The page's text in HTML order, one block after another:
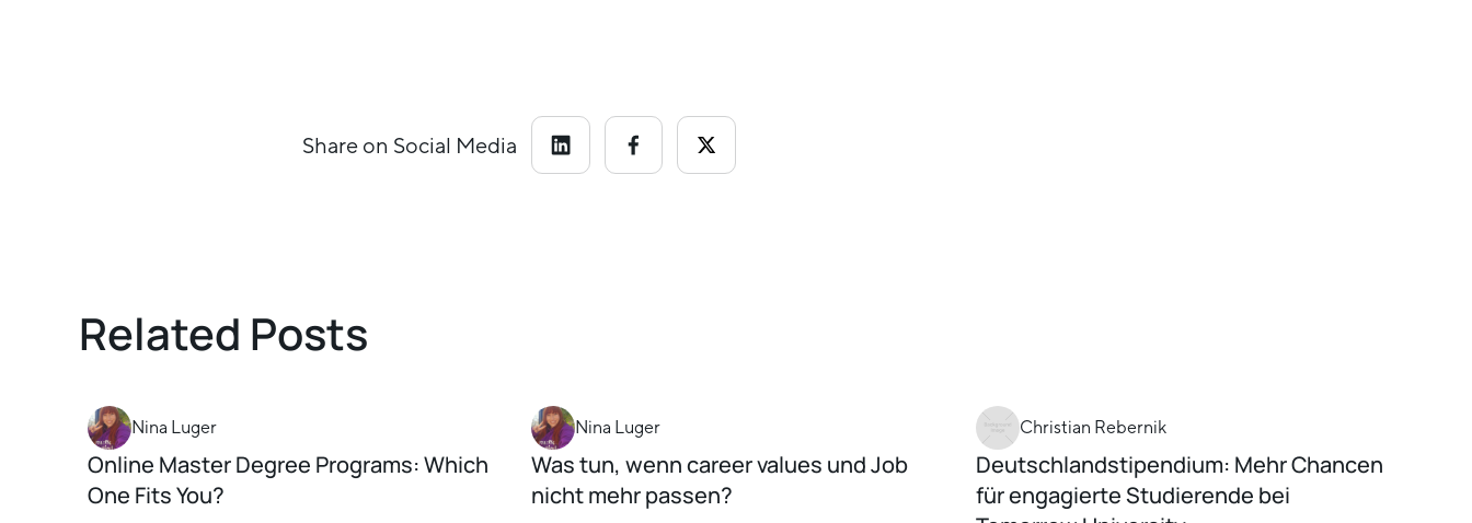
Share on Social Media
Related Posts
Nina Luger
Online Master Degree Programs: Which
One Fits You?
Nina Luger
Was tun, wenn career values und Job
nicht mehr passen?
Christian Rebernik
Deutschlandstipendium: Mehr Chancen
für engagierte Studierende bei